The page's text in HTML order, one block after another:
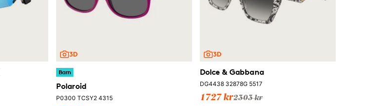
Barn
Polaroid
P0300 TCSY2 4315
Dolce & Gabbana
DG4438 32878G 5517
1727 kr2303 kr